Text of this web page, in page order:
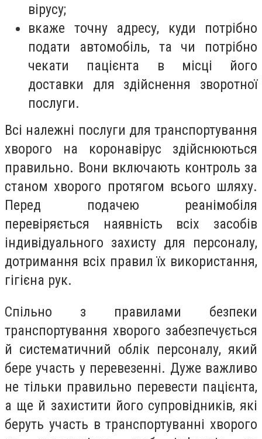
вірусу;
вкаже точну адресу, куди потрібно
подати автомобіль, та чи потрібно
чекати пацієнта в місці його
доставки для здійснення зворотної
послуги.
Всі належні послуги для транспортування
хворого на коронавірус здійснюються
правильно. Вони включають контроль за
станом хворого протягом всього шляху.
Перед подачею реанімобіля
перевіряється наявність всіх засобів
індивідуального захисту для персоналу,
дотримання всіх правил їх використання,
гігієна рук.
Спільно з правилами безпеки
транспортування хворого забезпечується
й систематичний облік персоналу, який
бере участь у перевезенні. Дуже важливо
не тільки правильно перевести пацієнта,
а ще й захистити його супровідників, які
беруть участь в транспортуванні хворого